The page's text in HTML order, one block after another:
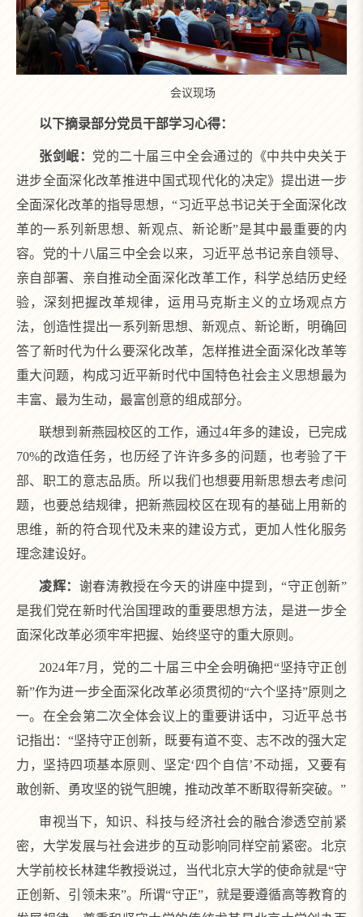
会议现场
以下摘录部分党员干部学习心得：
张剑岷： 党的二十届三中全会通过的《中共中央关于
进步全面深化改革推进中国式现代化的决定》提出进一步
全面深化改革的指导思想，“习近平总书记关于全面深化改
革的一系列新思想、新观点、新论断”是其中最重要的内
容。党的十八届三中全会以来，习近平总书记亲自领导、
亲自部署、亲自推动全面深化改革工作，科学总结历史经
验，深刻把握改革规律，运用马克斯主义的立场观点方
法，创造性提出一系列新思想、新观点、新论断，明确回
答了新时代为什么要深化改革，怎样推进全面深化改革等
重大问题，构成习近平新时代中国特色社会主义思想最为
丰富、最为生动，最富创意的组成部分。
联想到新燕园校区的工作，通过4年多的建设，已完成
70%的改造任务，也历经了许许多多的问题，也考验了干
部、职工的意志品质。所以我们也想要用新思想去考虑问
题，也要总结规律，把新燕园校区在现有的基础上用新的
思维，新的符合现代及未来的建设方式，更加人性化服务
理念建设好。
凌辉： 谢春涛教授在今天的讲座中提到，“守正创新”
是我们党在新时代治国理政的重要思想方法，是进一步全
面深化改革必须牢牢把握、始终坚守的重大原则。
2024年7月，党的二十届三中全会明确把“坚持守正创
新”作为进一步全面深化改革必须贯彻的“六个坚持”原则之
一。在全会第二次全体会议上的重要讲话中，习近平总书
记指出：“坚持守正创新，既要有道不变、志不改的强大定
力，坚持四项基本原则、坚定‘四个自信’不动摇，又要有
敢创新、勇攻坚的锐气胆魄，推动改革不断取得新突破。”
审视当下，知识、科技与经济社会的融合渗透空前紧
密，大学发展与社会进步的互动影响同样空前紧密。北京
大学前校长林建华教授说过，当代北京大学的使命就是“守
正创新、引领未来”。所谓“守正”，就是要遵循高等教育的